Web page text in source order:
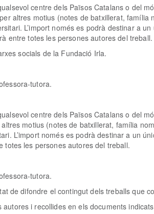
centre dels Països Catalans o del
altres motius (notes de batxillerat,
L’import només es podrà destinar a
entre totes les persones autores del treball.
socials de la Fundació Irla.
tutora.
centre dels Països Catalans o del
motius (notes de batxillerat, família
L’import només es podrà destinar a un
totes les persones autores del treball.
tutora.
de difondre el contingut dels treballs que
i recollides en els documents